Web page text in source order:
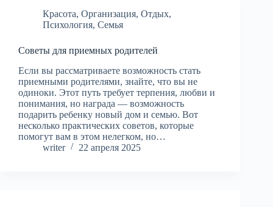
Красота, Организация, Отдых,
Психология, Семья
Советы для приемных родителей
Если вы рассматриваете возможность стать
приемными родителями, знайте, что вы не
одиноки. Этот путь требует терпения, любви и
понимания, но награда — возможность
подарить ребенку новый дом и семью. Вот
несколько практических советов, которые
помогут вам в этом нелегком, но…
writer
22 апреля 2025